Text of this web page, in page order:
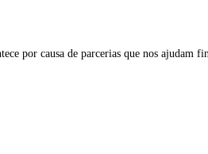
por causa de parcerias que nos ajudam